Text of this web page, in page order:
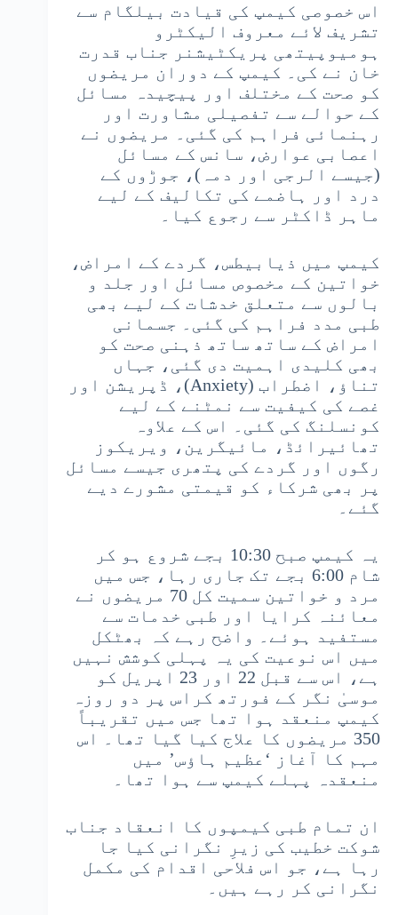
اس خصوصی کیمپ کی قیادت بیلگام سے
تشریف لائے معروف الیکٹرو
ہومیوپیتھی پریکٹیشنر جناب قدرت
خان نے کی۔ کیمپ کے دوران مریضوں
کو صحت کے مختلف اور پیچیدہ مسائل
کے حوالے سے تفصیلی مشاورت اور
رہنمائی فراہم کی گئی۔ مریضوں نے
اعصابی عوارض، سانس کے مسائل
(جیسے الرجی اور دمہ)، جوڑوں کے
درد اور ہاضمے کی تکالیف کے لیے
ماہر ڈاکٹر سے رجوع کیا۔
کیمپ میں ذیابیطس، گردے کے امراض،
خواتین کے مخصوص مسائل اور جلد و
بالوں سے متعلق خدشات کے لیے بھی
طبی مدد فراہم کی گئی۔ جسمانی
امراض کے ساتھ ساتھ ذہنی صحت کو
بھی کلیدی اہمیت دی گئی، جہاں
تناؤ، اضطراب (Anxiety)، ڈپریشن اور
غصے کی کیفیت سے نمٹنے کے لیے
کونسلنگ کی گئی۔ اس کے علاوہ
تھائیرائڈ، مائیگرین، ویریکوز
رگوں اور گردے کی پتھری جیسے مسائل
پر بھی شرکاء کو قیمتی مشورے دیے
گئے۔
یہ کیمپ صبح 10:30 بجے شروع ہو کر
شام 6:00 بجے تک جاری رہا، جس میں
مرد و خواتین سمیت کل 70 مریضوں نے
معائنہ کرایا اور طبی خدمات سے
مستفید ہوئے۔ واضح رہے کہ بھٹکل
میں اس نوعیت کی یہ پہلی کوشش نہیں
ہے، اس سے قبل 22 اور 23 اپریل کو
موسیٰ نگر کے فورتھ کراس پر دو روزہ
کیمپ منعقد ہوا تھا جس میں تقریباً
350 مریضوں کا علاج کیا گیا تھا۔ اس
مہم کا آغاز ‘عظیم ہاؤس’ میں
منعقدہ پہلے کیمپ سے ہوا تھا۔
ان تمام طبی کیمپوں کا انعقاد جناب
شوکت خطیب کی زیرِ نگرانی کیا جا
رہا ہے، جو اس فلاحی اقدام کی مکمل
نگرانی کر رہے ہیں۔